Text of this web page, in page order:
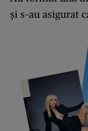
și s-au asigurat